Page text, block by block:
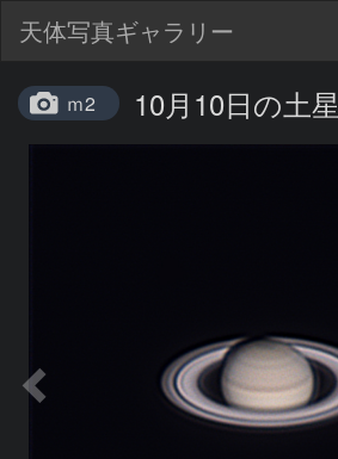
天体写真ギャラリー
ｍ2 10月10日の土星